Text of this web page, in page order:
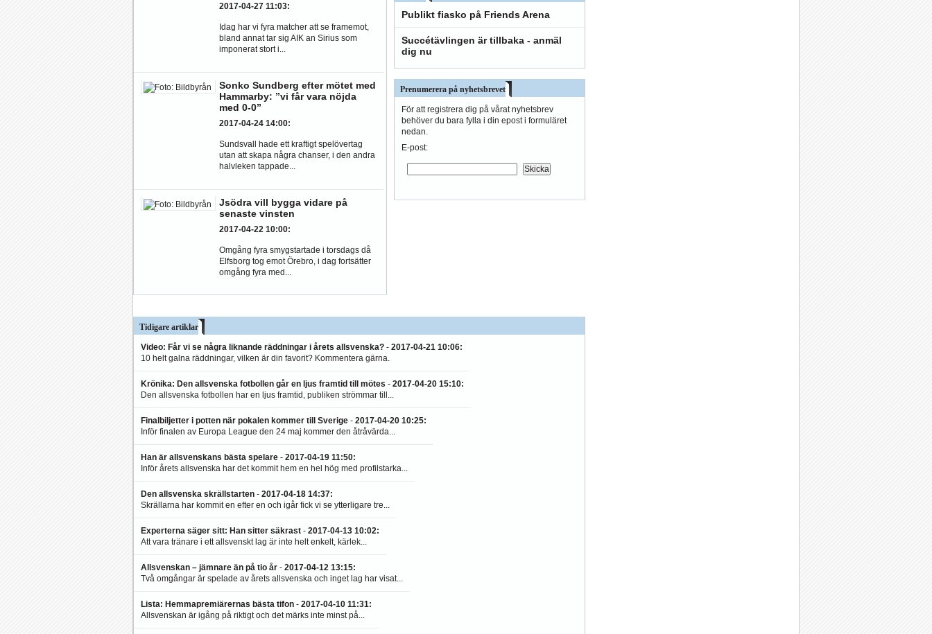
2017-04-27 11:03:
Idag har vi fyra matcher att se framemot,
bland annat tar sig AIK an Sirius som
imponerat stort i...
Sonko Sundberg efter mötet med
Hammarby: ”vi får vara nöjda
med 0-0”
2017-04-24 14:00:
Sundsvall hade ett kraftigt spelövertag
utan att skapa några chanser, i den andra
halvleken tappade...
Jsödra vill bygga vidare på
senaste vinsten
2017-04-22 10:00:
Omgång fyra smygstartade i torsdags då
Elfsborg tog emot Örebro, i dag fortsätter
omgång fyra med...
Fotboll kan verkligen framkalla skratt, ta
bara en titt på de här misstagen.
Publikt fiasko på Friends Arena
Succétävlingen är tillbaka - anmäl
dig nu
Prenumerera på nyhetsbrevet
För att registrera dig på vårat nyhetsbrev
behöver du bara fylla i din epost i formuläret
nedan.
E-post:
Tidigare artiklar
Video: Får vi se några liknande räddningar i årets allsvenska? - 2017-04-21 10:06:
10 helt galna räddningar, vilken är din favorit? Kommentera gärna.
Krönika: Den allsvenska fotbollen går en ljus framtid till mötes - 2017-04-20 15:10:
Den allsvenska fotbollen har en ljus framtid, publiken strömmar till...
Finalbiljetter i potten när pokalen kommer till Sverige - 2017-04-20 10:25:
Inför finalen av Europa League den 24 maj kommer den åtråvärda...
Han är allsvenskans bästa spelare - 2017-04-19 11:50:
Inför årets allsvenska har det kommit hem en hel hög med profilstarka...
Den allsvenska skrällstarten - 2017-04-18 14:37:
Skrällarna har kommit en efter en och igår fick vi se ytterligare tre...
Experterna säger sitt: Han sitter säkrast - 2017-04-13 10:02:
Att vara tränare i ett allsvenskt lag är inte helt enkelt, kärlek...
Allsvenskan – jämnare än på tio år - 2017-04-12 13:15:
Två omgångar är spelade av årets allsvenska och inget lag har visat...
Lista: Hemmapremiärernas bästa tifon - 2017-04-10 11:31:
Allsvenskan är igång på riktigt och det märks inte minst på...